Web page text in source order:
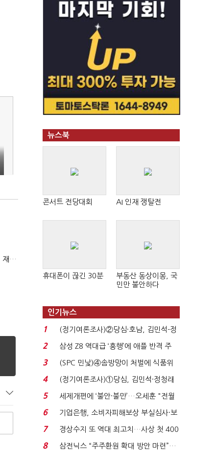
AI 해킹 고도화 속 화이트해커 지원 논의 확산…'버그바운티' 재조명
뉴스북
콘서트 전당대회 AI 인재 쟁탈전
휴대폰이 끊긴 30분
부동산 동상이몽, 국
민만 불안하다
인기뉴스
1
(정기여론조사)②당심·호남, 김민석-정
청래 '초접전'...
2
삼성 Z8 역대급 ‘흥행’에 애플 반격 주
목…9월 ‘폴...
3
(SPC 민낯)④솜방망이 처벌에 식품위
생법 위반 반복...
4
(정기여론조사)①당심, 김민석·정청래
'초접전'…대통령 ...
5
세제개편에 ‘불안·불만’…오세훈 "전월
세 구하기 더 ...
6
기업은행, 소비자피해보상 부실심사·보
이스피싱 공시 ...
7
경상수지 또 역대 최고치…사상 첫 400
억달러에 '3% 성...
8
삼전닉스 “주주환원 확대 방안 마련”…